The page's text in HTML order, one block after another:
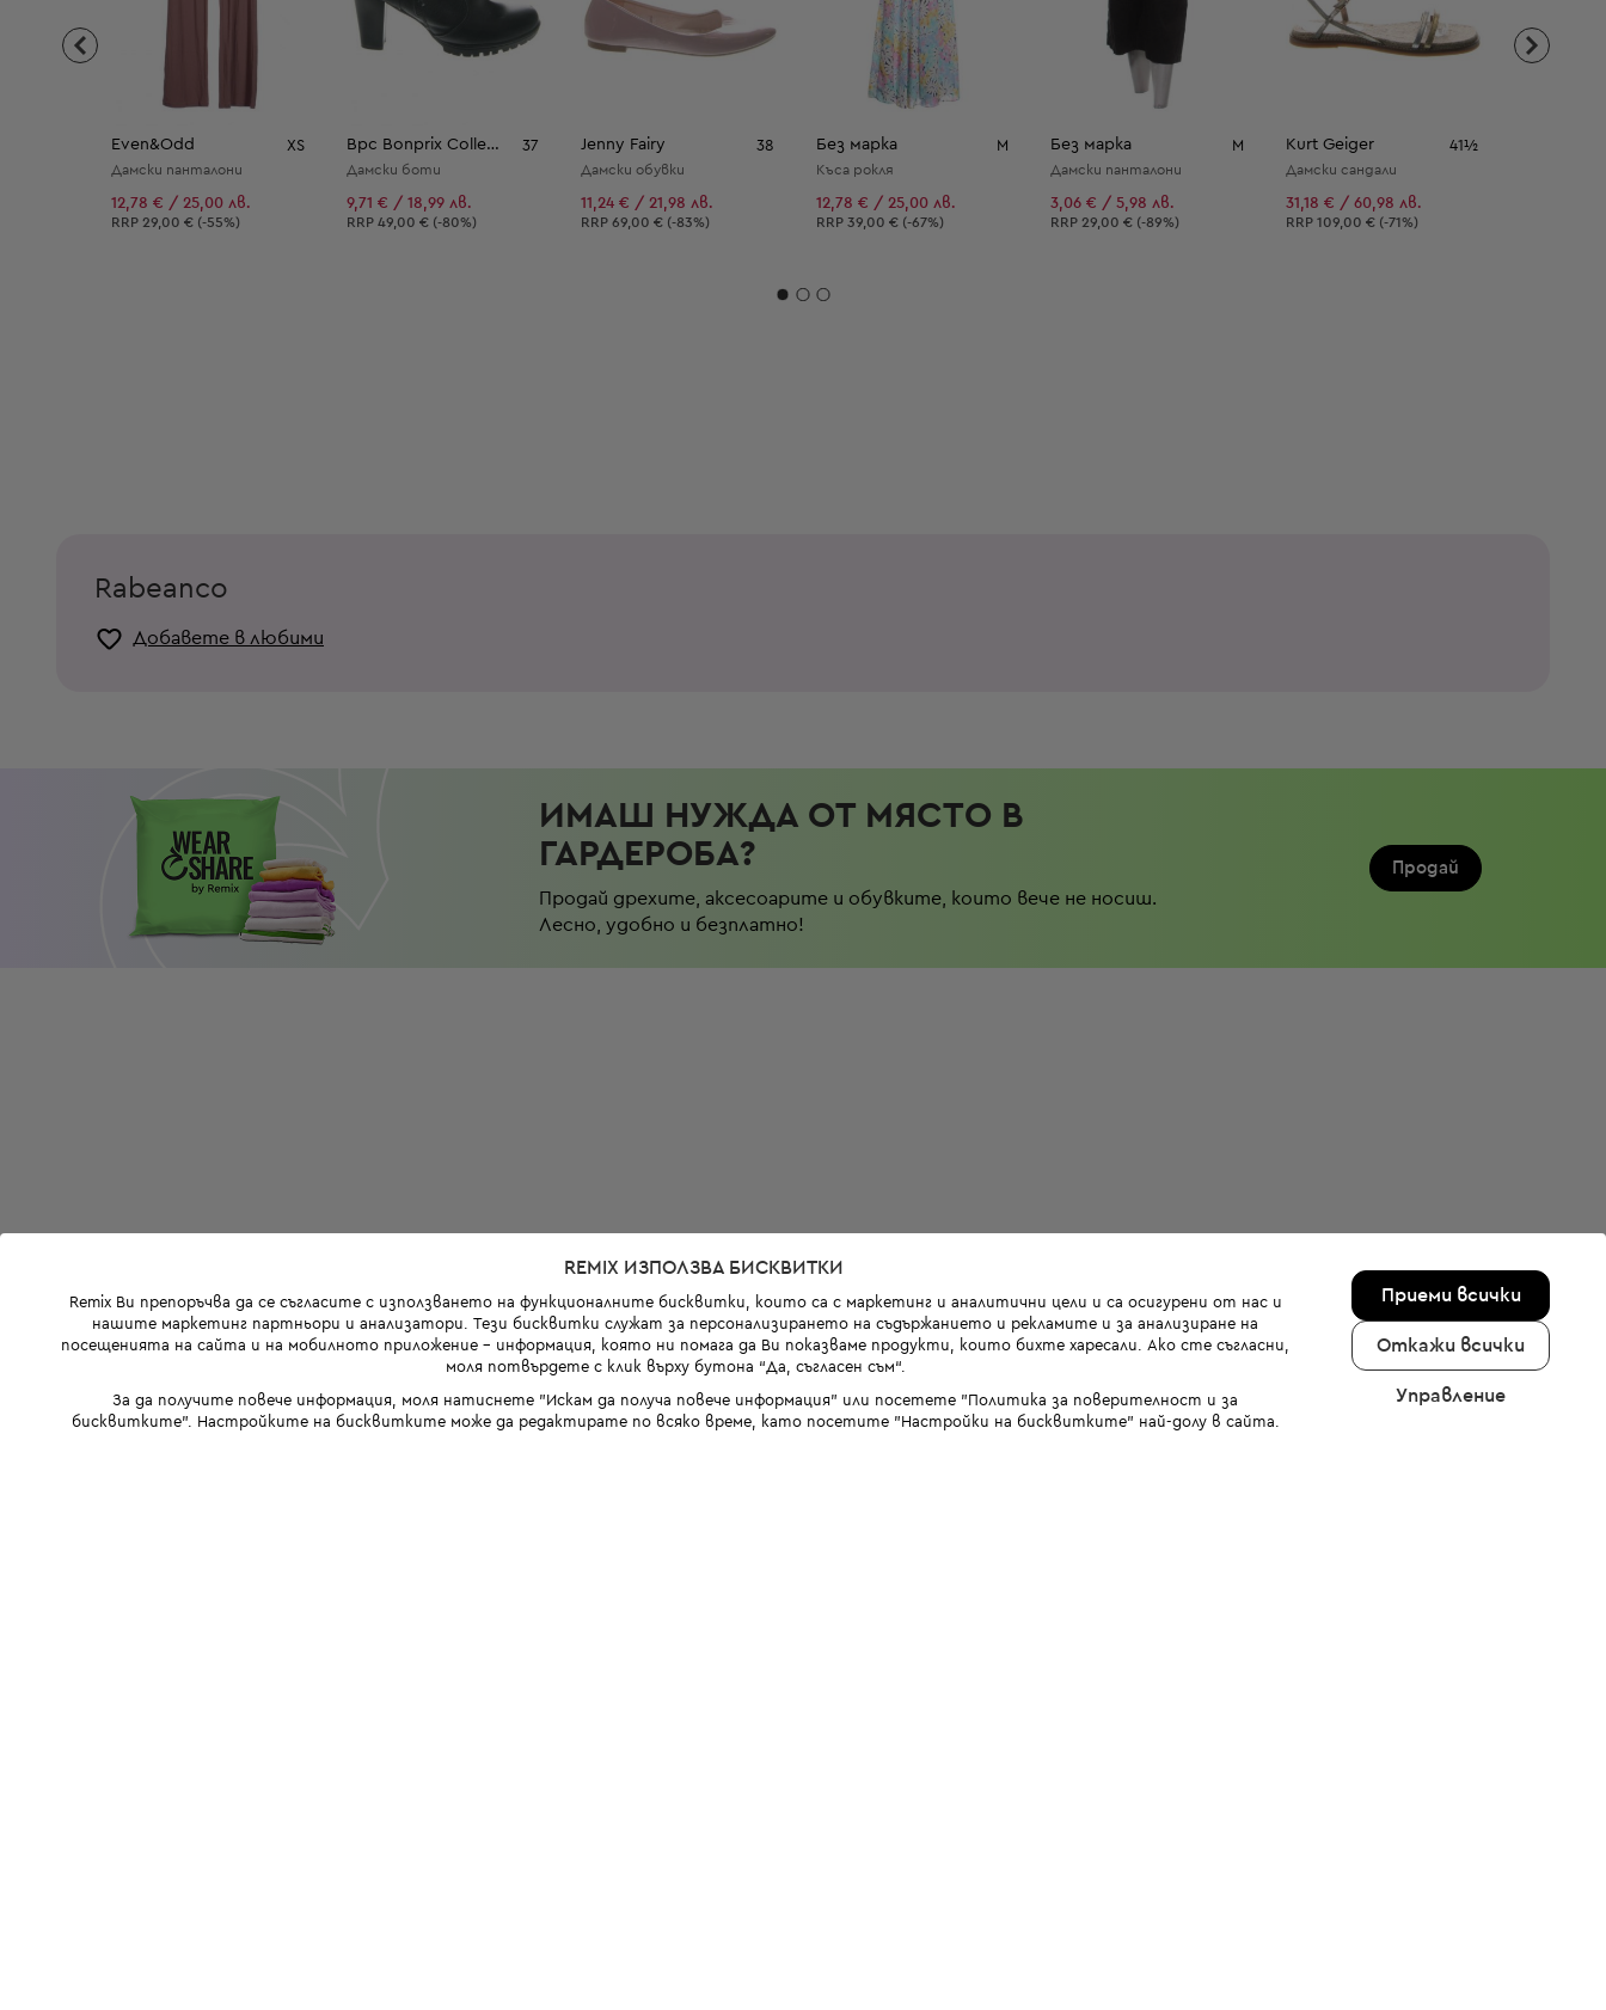
Even&Odd XS
Дамски панталони
12,78 € / 25,00 лв.
Препоръчителна цена:
RRP 29,00 € (-55%)
Bpc Bonprix Collection 37
Дамски боти
9,71 € / 18,99 лв.
Препоръчителна цена:
RRP 49,00 € (-80%)
Jenny Fairy 38
Дамски обувки
11,24 € / 21,98 лв.
Препоръчителна цена:
RRP 69,00 € (-83%)
Без марка M
Къса рокля
12,78 € / 25,00 лв.
Препоръчителна цена:
RRP 39,00 € (-67%)
Без марка M
Дамски панталони
3,06 € / 5,98 лв.
Препоръчителна цена:
RRP 29,00 € (-89%)
Kurt Geiger 41½
Дамски сандали
31,18 € / 60,98 лв.
Препоръчителна цена:
RRP 109,00 € (-71%)
Rabeanco
Добавете в любими
ИМАШ НУЖДА ОТ МЯСТО В
ГАРДЕРОБА?
Продай дрехите, аксесоарите и обувките, които вече не носиш.
Лесно, удобно и безплатно!
Продай
REMIX ИЗПОЛЗВА БИСКВИТКИ
Remix Ви препоръчва да се съгласите с използването на функционалните бисквитки, които са с маркетинг и аналитични цели и са осигурени от нас и
нашите маркетинг партньори и анализатори. Тези бисквитки служат за персонализирането на съдържанието и рекламите и за анализиране на
посещенията на сайта и на мобилното приложение - информация, която ни помага да Ви показваме продукти, които бихте харесали. Ако сте съгласни,
моля потвърдете с клик върху бутона “Да, съгласен съм“.
За да получите повече информация, моля натиснете "Искам да получа повече информация" или посетете "Политика за поверителност и за
бисквитките". Настройките на бисквитките може да редактирате по всяко време, като посетите "Настройки на бисквитките" най-долу в сайта.
Приеми всички
Откажи всички
Управление